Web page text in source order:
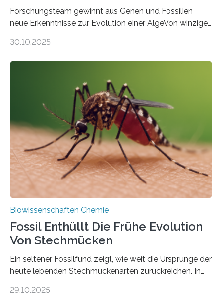
Forschungsteam gewinnt aus Genen und Fossilien
neue Erkenntnisse zur Evolution einer AlgeVon winzigen
Landpflanzen zählen zu den komplexesten
Grünalgen, die vor Hunderten von Millionen Jahren
lebten. Unter den Vorfahren sticht eine Gruppe heraus,
die noch heute in der Natur vorkommt: die
Süßwasseralge Coleochaetophyceae. Einige Arten
dieser Gruppe bilden aus Zellfäden dichte Geflechte
mit scheibenförmiger Gestalt. Was auffällig ist: Die
nächsten…
30.10.2025
Biowissenschaften Chemie
Fossil Enthüllt Die Frühe Evolution
Von Stechmücken
Ein seltener Fossilfund zeigt, wie weit die Ursprünge der
heute lebenden Stechmückenarten zurückreichen. In
Forschende die bisher älteste bekannte Stechmücken-
29.10.2025